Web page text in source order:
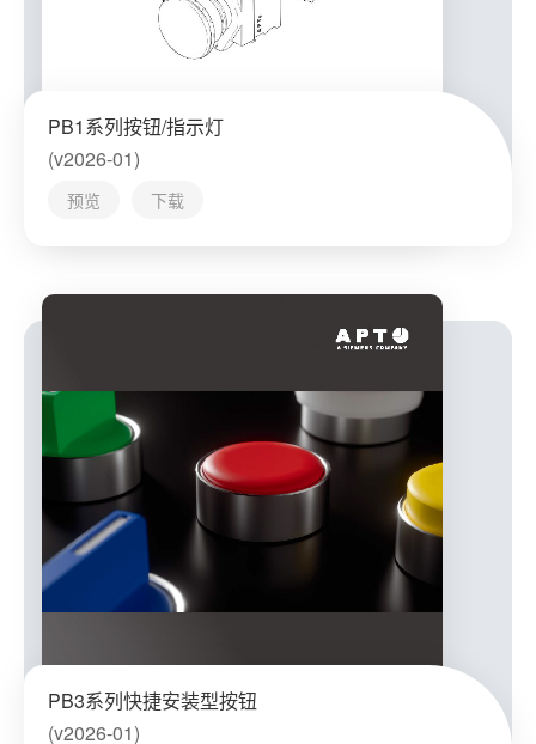
PB1系列按钮/指示灯
(v2026-01)
预览 下载
PB3系列快捷安装型按钮
(v2026-01)